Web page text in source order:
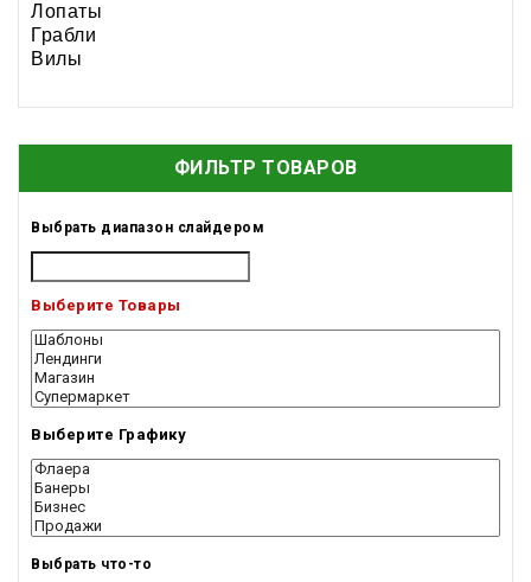
Лопаты
Грабли
Вилы
ФИЛЬТР ТОВАРОВ
Выбрать диапазон слайдером
Выберите Товары
Выберите Графику
Выбрать что-то